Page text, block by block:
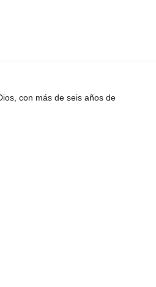
con más de seis años de